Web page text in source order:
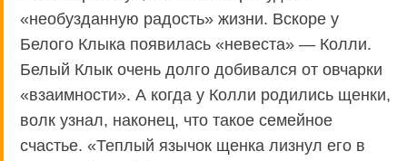
«необузданную радость» жизни. Вскоре у
Белого Клыка появилась «невеста» — Колли.
Белый Клык очень долго добивался от овчарки
«взаимности». А когда у Колли родились щенки,
волк узнал, наконец, что такое семейное
счастье. «Теплый язычок щенка лизнул его в